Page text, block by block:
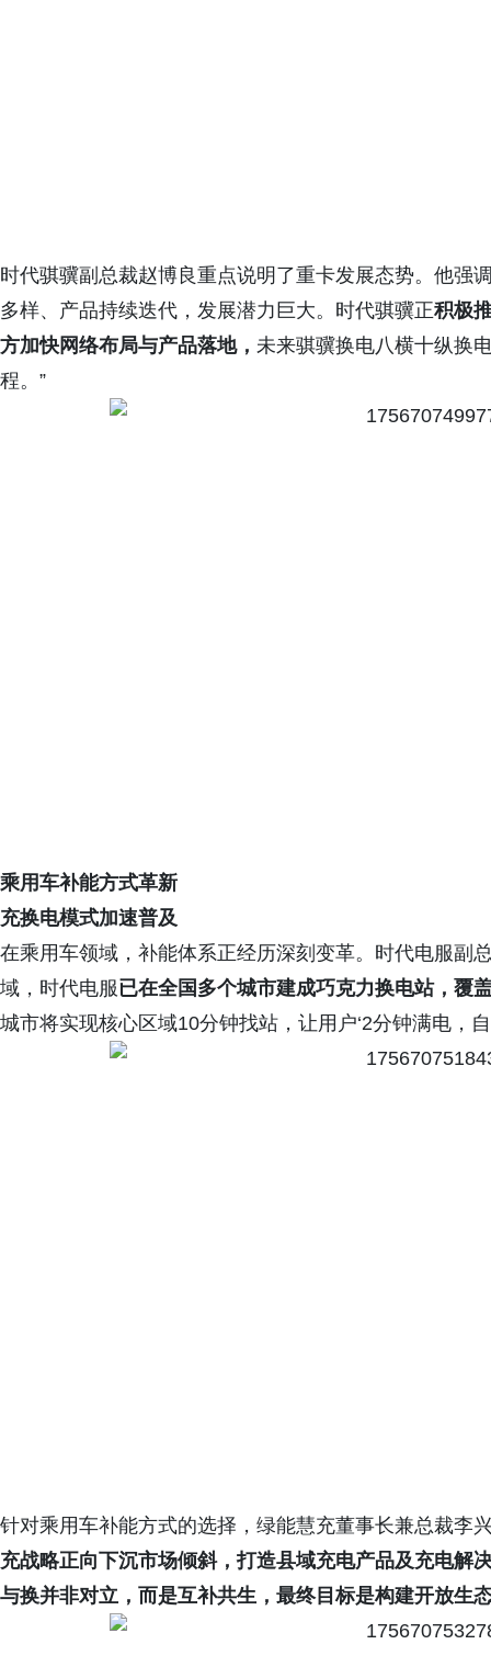
时代骐骥副总裁赵博良重点说明了重卡发展态势。他强
多样、产品持续迭代，发展潜力巨大。时代骐骥正积极
方加快网络布局与产品落地， 未来骐骥换电八横十纵换
程。”
乘用车补能方式革新
充换电模式加速普及
在乘用车领域，补能体系正经历深刻变革。时代电服副
域，时代电服已在全国多个城市建成巧克力换电站， 覆
城市将实现核心区域10分钟找站，让用户‘2分钟满电，自
针对乘用车补能方式的选择，绿能慧充董事长兼总裁李
充战略正向下沉市场倾斜，打造县域充电产品及充电解
与换并非对立，而是互补共生，最终目标是构建开放生